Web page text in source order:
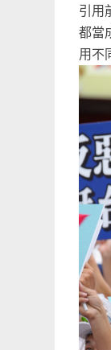
引用
都當
用不